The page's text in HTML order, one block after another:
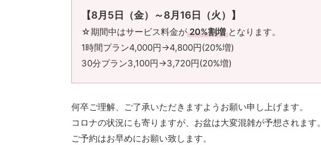
【8月5日（金）～8月16日（火）】
☆期間中はサービス料金が20%割増となります。
1時間プラン4,000円→4,800円(20%増)
30分プラン3,100円→3,720円(20%増)
何卒ご理解、ご了承いただきますようお願い申し上げます。
コロナの状況にも寄りますが、お盆は大変混雑が予想されます。
ご予約はお早めにお願い致します。